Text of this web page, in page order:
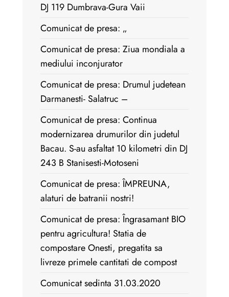
DJ 119 Dumbrava-Gura Vaii
Comunicat de presa: „
Comunicat de presa: Ziua mondiala a
mediului inconjurator
Comunicat de presa: Drumul judetean
Darmanesti- Salatruc –
Comunicat de presa: Continua
modernizarea drumurilor din judetul
Bacau. S-au asfaltat 10 kilometri din DJ
243 B Stanisesti-Motoseni
Comunicat de presa: ÎMPREUNA,
alaturi de batranii nostri!
Comunicat de presa: Îngrasamant BIO
pentru agricultura! Statia de
compostare Onesti, pregatita sa
livreze primele cantitati de compost
Comunicat sedinta 31.03.2020